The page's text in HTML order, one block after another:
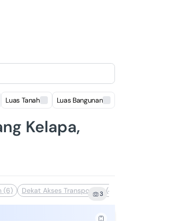
Luas Tanah Luas Bangunan
Kelapa,
(6) Dekat Akses Transportasi (4)
3